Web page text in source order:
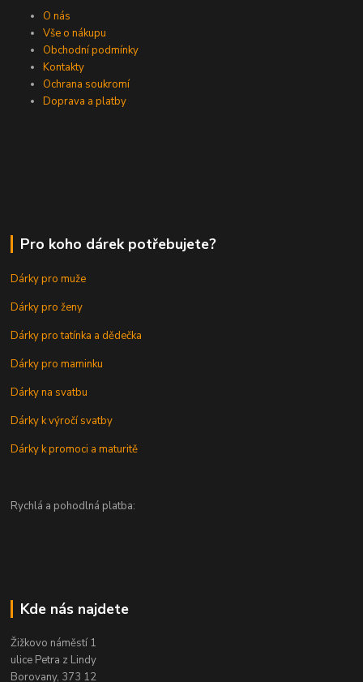
O nás
Vše o nákupu
Obchodní podmínky
Kontakty
Ochrana soukromí
Doprava a platby
Pro koho dárek potřebujete?
Dárky pro muže
Dárky pro ženy
Dárky pro tatínka a dědečka
Dárky pro maminku
Dárky na svatbu
Dárky k výročí svatby
Dárky k promoci a maturitě
Rychlá a pohodlná platba:
Kde nás najdete
Žižkovo náměstí 1
ulice Petra z Lindy
Borovany, 373 12